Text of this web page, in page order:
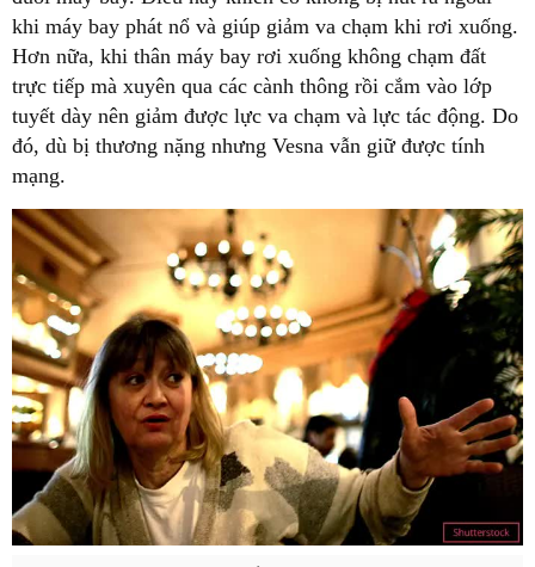
khi máy bay phát nổ và giúp giảm va chạm khi rơi xuống.
Hơn nữa, khi thân máy bay rơi xuống không chạm đất
trực tiếp mà xuyên qua các cành thông rồi cắm vào lớp
tuyết dày nên giảm được lực va chạm và lực tác động. Do
đó, dù bị thương nặng nhưng Vesna vẫn giữ được tính
mạng.